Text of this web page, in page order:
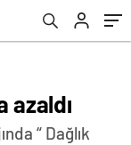
azaldı
“ Dağlık